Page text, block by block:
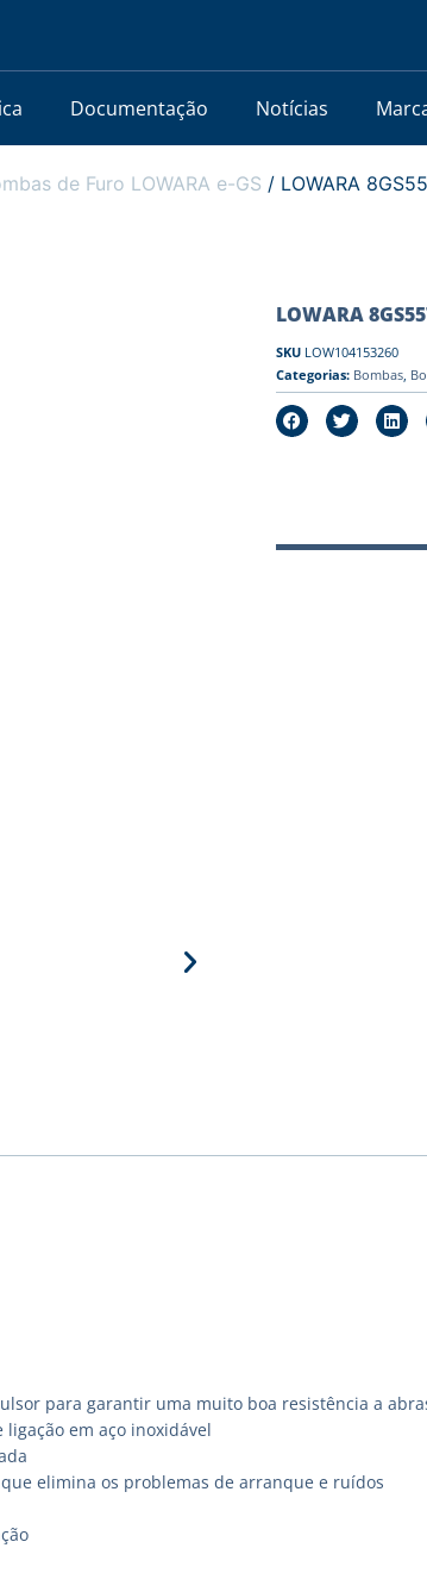
Documentação Notícias
de Furo LOWARA e-GS / LOWARA
LOWARA
SKU LOW104153260
Categorias: Bombas,
para garantir uma muito boa resistência a
ligação em aço inoxidável
elimina os problemas de arranque e ruídos